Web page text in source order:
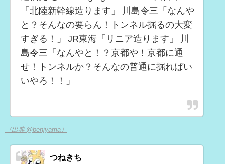
「北陸新幹線造ります」 川島令三「なんや
と？そんなの要らん！トンネル掘るの大変
すぎる！」 JR東海「リニア造ります」 川
島令三「なんやと！？京都や！京都に通
せ！トンネルか？そんなの普通に掘ればい
いやろ！！」
（出典 @benjyama）
つねきち